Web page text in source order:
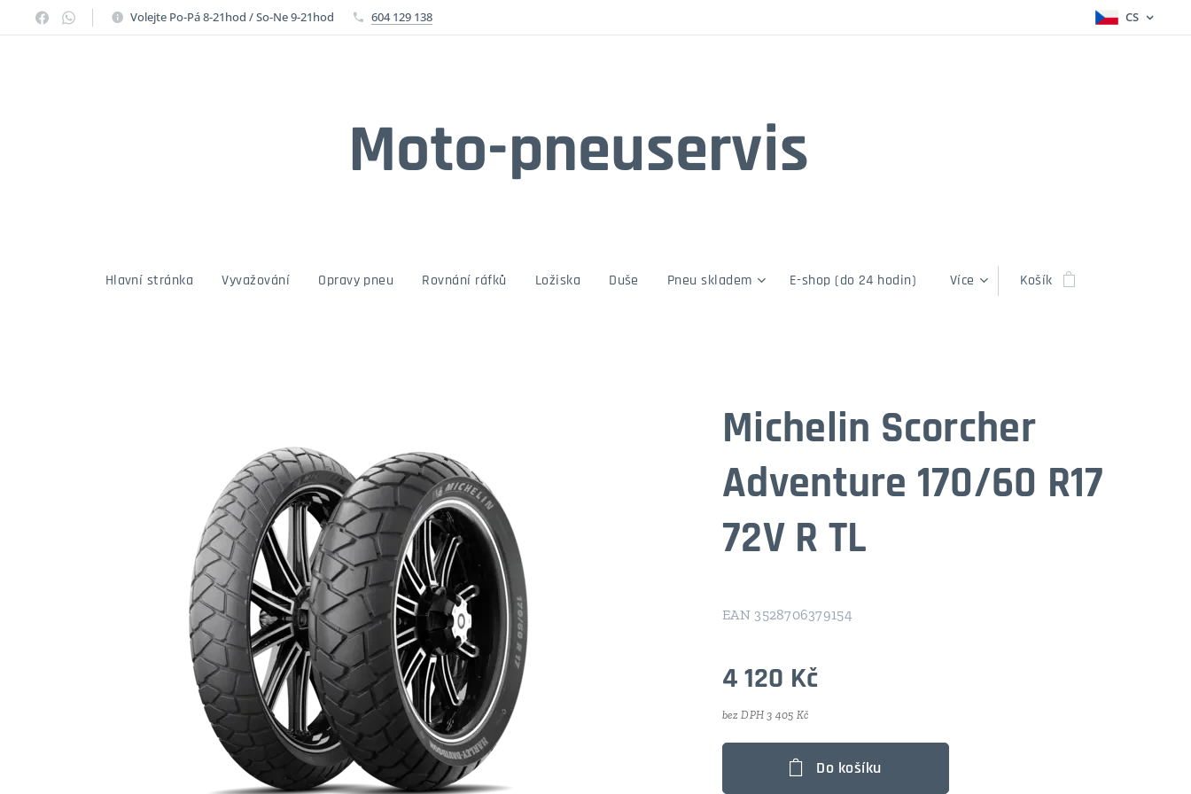
Volejte Po-Pá 8-21hod / So-Ne 9-21hod 604 129 138 CS
Moto-pneuservis
Hlavní stránka Vyvažování Opravy pneu Rovnání ráfků Ložiska Duše Pneu skladem E-shop (do 24 hodin) Více Košík
Michelin Scorcher
Adventure 170/60 R17
72V R TL
EAN 3528706379154
4 120 Kč
bez DPH 3 405 Kč
Do košíku